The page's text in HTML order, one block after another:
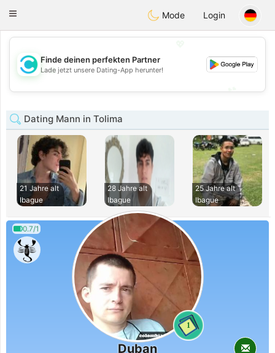
olombiaCitas
Toggle
Mode Login
💖
💕
Finde deinen perfekten Partner
Lade jetzt unsere Dating-App herunter!
Dating Mann in Tolima
21 Jahre alt
Ibague
28 Jahre alt
Ibague
25 Jahre alt
Ibague
0.7/1
1
Duban